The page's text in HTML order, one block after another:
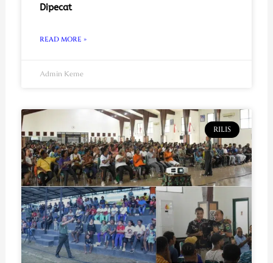
Dipecat
READ MORE »
Admin Keme
RILIS